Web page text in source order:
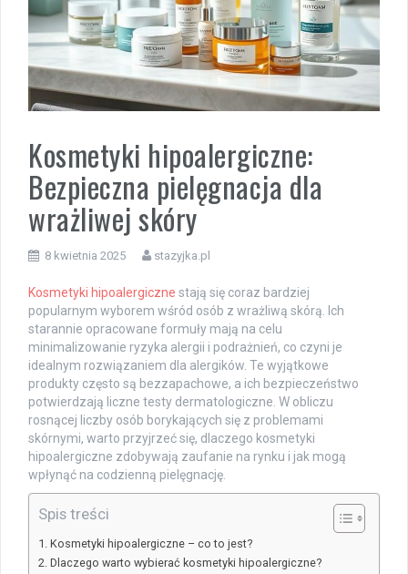
Kosmetyki hipoalergiczne:
Bezpieczna pielęgnacja dla
wrażliwej skóry
8 kwietnia 2025 stazyjka.pl
Kosmetyki hipoalergiczne stają się coraz bardziej
popularnym wyborem wśród osób z wrażliwą skórą. Ich
starannie opracowane formuły mają na celu
minimalizowanie ryzyka alergii i podrażnień, co czyni je
idealnym rozwiązaniem dla alergików. Te wyjątkowe
produkty często są bezzapachowe, a ich bezpieczeństwo
potwierdzają liczne testy dermatologiczne. W obliczu
rosnącej liczby osób borykających się z problemami
skórnymi, warto przyjrzeć się, dlaczego kosmetyki
hipoalergiczne zdobywają zaufanie na rynku i jak mogą
wpłynąć na codzienną pielęgnację.
Spis treści
Kosmetyki hipoalergiczne – co to jest?
Dlaczego warto wybierać kosmetyki hipoalergiczne?